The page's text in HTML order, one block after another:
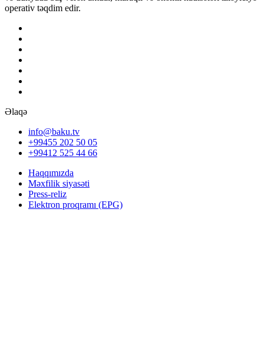
operativ təqdim edir.
Əlaqə
info@baku.tv
+99455 202 50 05
+99412 525 44 66
Haqqımızda
Məxfilik siyasəti
Press-reliz
Elektron proqramı (EPG)